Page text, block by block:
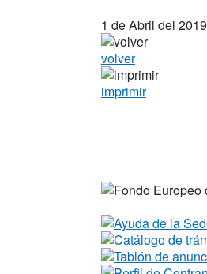
1 de Abril del 2019
volver
imprimir